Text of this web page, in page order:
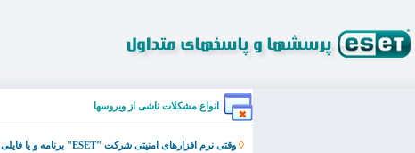
انواع مشکلات ناشی از ویروسها
◊ وقتی نرم افزارهای امنیتی شرکت "ESET" برنامه و یا فایلی را به عنوان ویروس شناسایی میکند و اجازه نصب به آن را نمی دهد چه باید کرد؟